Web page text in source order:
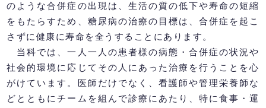
のような合併症の出現は、生活の質の低下や寿命の短縮
をもたらすため、糖尿病の治療の目標は、合併症を起こ
さずに健康に寿命を全うすることにあります。
当科では、一人一人の患者様の病態・合併症の状況や
社会的環境に応じてその人にあった治療を行うことを心
がけています。医師だけでなく、看護師や管理栄養師な
どとともにチームを組んで診療にあたり、特に食事・運